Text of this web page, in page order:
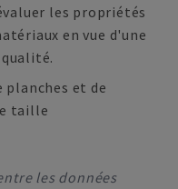
les propriétés
en vue d'une
et de
taille
les données